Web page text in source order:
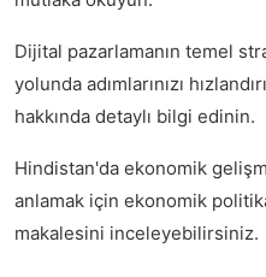
Dijital pazarlamanın temel
yolunda adımlarınızı
hakkında detaylı bilgi edinin.
Hindistan'da ekonomik
anlamak için ekonomik
makalesini inceleyebilirsiniz.